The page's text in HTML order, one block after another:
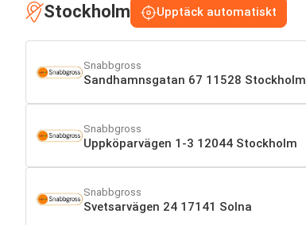
Stockholm Upptäck automatiskt
Snabbgross
Sandhamnsgatan 67 11528 Stockholm
Snabbgross
Uppköparvägen 1-3 12044 Stockholm
Snabbgross
Svetsarvägen 24 17141 Solna